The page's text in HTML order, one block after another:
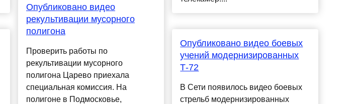
Опубликовано видео
рекультивации мусорного
полигона
Проверить работы по
рекультивации мусорного
полигона Царево приехала
специальная комиссия. На
полигоне в Подмосковье,
Опубликовано видео боевых
учений модернизированных
Т-72
В Сети появилось видео боевых
стрельб модернизированных